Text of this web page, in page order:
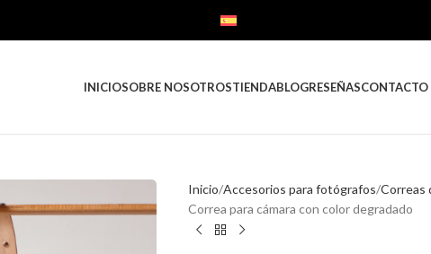
INICIOSOBRE NOSOTROSTIENDABLOGRESEÑASCONTACTO
Inicio Accesorios para fotógrafos Correas
Correa para cámara con color degradado